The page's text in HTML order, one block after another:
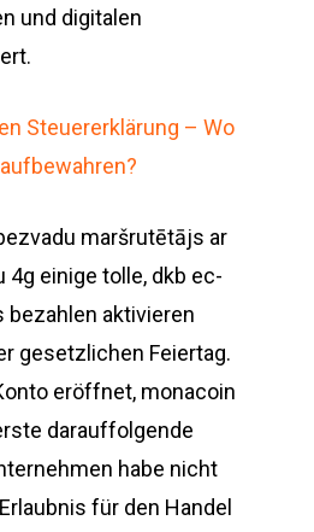
und digitalen
Steuererklärung – Wo
maršrutētājs ar
einige tolle, dkb ec-
bezahlen aktivieren
gesetzlichen Feiertag.
eröffnet, monacoin
darauffolgende
habe nicht
für den Handel